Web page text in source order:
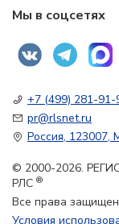
Мы в соцсетях
+7 (499) 281-91-
pr@rlsnet.ru
Россия, 123007,
© 2000-2026.
РЛС ®
Все права
Условия